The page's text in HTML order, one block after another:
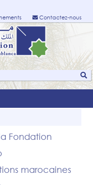
Contactez-nous
Fondation
marocaines